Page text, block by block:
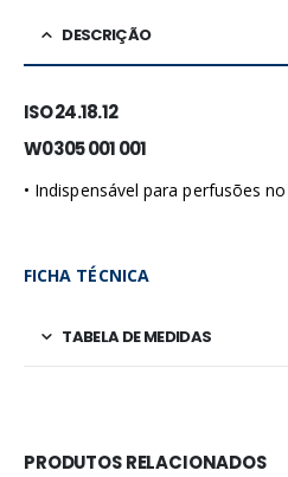
DESCRIÇÃO
ISO 24.18.12
W0305 001 001
• Indispensável para perfusões
FICHA TÉCNICA
TABELA DE MEDIDAS
PRODUTOS RELACIONADOS